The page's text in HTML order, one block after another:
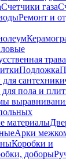
Счетчики газа
Ремонт и
трава
Подложка
сантехники
пола и
материалы
Арки
Коробки и
доборы